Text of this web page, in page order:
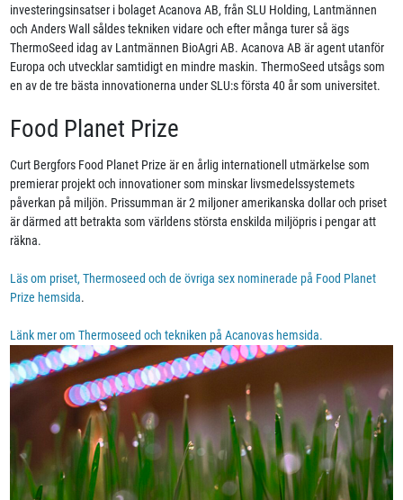
investeringsinsatser i bolaget Acanova AB, från SLU Holding, Lantmännen
och Anders Wall såldes tekniken vidare och efter många turer så ägs
ThermoSeed idag av Lantmännen BioAgri AB. Acanova AB är agent utanför
Europa och utvecklar samtidigt en mindre maskin. ThermoSeed utsågs som
en av de tre bästa innovationerna under SLU:s första 40 år som universitet.
Food Planet Prize
Curt Bergfors Food Planet Prize är en årlig internationell utmärkelse som
premierar projekt och innovationer som minskar livsmedelssystemets
påverkan på miljön. Prissumman är 2 miljoner amerikanska dollar och priset
är därmed att betrakta som världens största enskilda miljöpris i pengar att
räkna.
Läs om priset, Thermoseed och de övriga sex nominerade på Food Planet
Prize hemsida.
Länk mer om Thermoseed och tekniken på Acanovas hemsida.